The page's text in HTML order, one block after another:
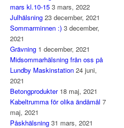
mars kl.10-15 3 mars, 2022
Julhälsning 23 december, 2021
Sommarminnen :) 3 december,
2021
Grävning 1 december, 2021
Midsommarhälsning från oss på
Lundby Maskinstation 24 juni,
2021
Betongprodukter 18 maj, 2021
Kabeltrumma för olika ändåmål 7
maj, 2021
Påskhälsning 31 mars, 2021